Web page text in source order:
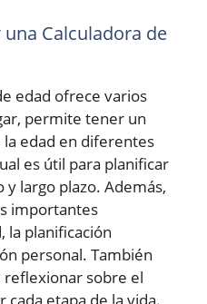
Calculadora de
edad ofrece varios
permite tener un
edad en diferentes
es útil para planificar
largo plazo. Además,
importantes
la planificación
personal. También
sobre el